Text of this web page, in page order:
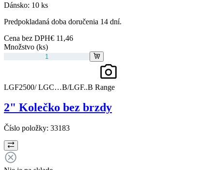
Dánsko: 10 ks
Predpokladaná doba doručenia 14 dní.
Cena bez DPH€ 11,46
Množstvo (ks)
LGF2500/ LGC…B/LGF..B Range
2" Kolečko bez brzdy
Číslo položky: 33183